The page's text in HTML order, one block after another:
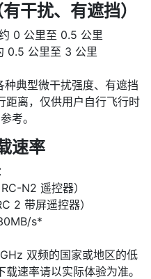
干扰、有遮挡）
0 公里至 0.5 公里
0.5 公里至 3 公里
典型微干扰强度、有遮挡
距离，仅供用户自行飞行时
考。
速率
N2 遥控器）
2 带屏遥控器）
s*
双频的国家或地区的低
速率请以实际体验为准。